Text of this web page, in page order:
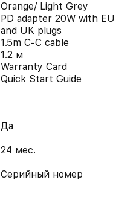
Orange/ Light Grey
PD adapter 20W with EU
and UK plugs
1.5m C-C cable
1.2 м
Warranty Card
Quick Start Guide
Да
24 мес.
Серийный номер